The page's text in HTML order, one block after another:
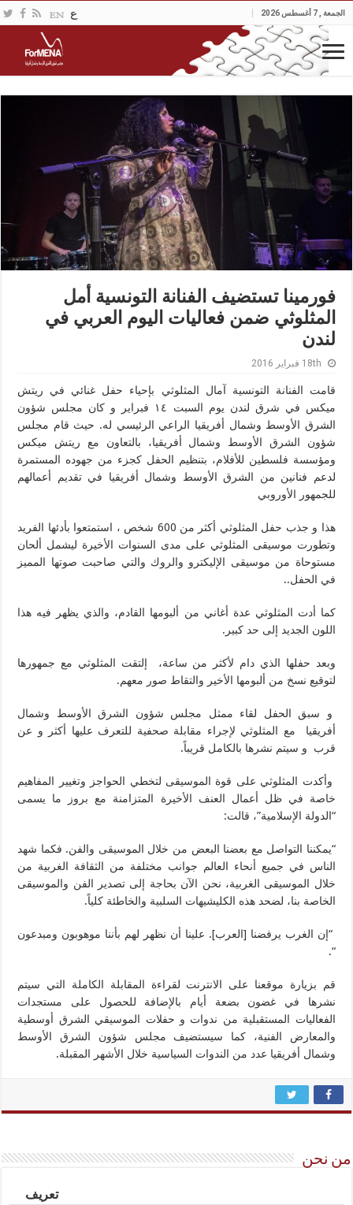
الجمعة , 7 أغسطس 2026
فورمينا تستضيف الفنانة التونسية أمل
المثلوثي ضمن فعاليات اليوم العربي في
لندن
18th فبراير 2016
قامت الفنانة التونسية آمال المثلوثي بإحياء حفل غنائي في ريتش
ميكس في شرق لندن يوم السبت ١٤ فبراير و كان مجلس شؤون
الشرق الأوسط وشمال أفريقيا الراعي الرئيسي له. حيث قام مجلس
شؤون الشرق الأوسط وشمال أفريقيا، بالتعاون مع ريتش ميكس
ومؤسسة فلسطين للأفلام، بتنظيم الحفل كجزء من جهوده المستمرة
لدعم فنانين من الشرق الأوسط وشمال أفريقيا في تقديم أعمالهم
للجمهور الأوروبي
هذا و جذب حفل المثلوثي أكثر من 600 شخص ، استمتعوا بأدئها الفريد
وتطورت موسيقى المثلوثي على مدى السنوات الأخيرة ليشمل ألحان
مستوحاة من موسيقى الإليكترو والروك والتي صاحبت صوتها المميز
في الحفل..
كما أدت المثلوثي عدة أغاني من ألبومها القادم، والذي يظهر فيه هذا
اللون الجديد إلى حد كبير.
وبعد حفلها الذي دام لأكثر من ساعة، إلتقت المثلوثي مع جمهورها
لتوقيع نسخ من ألبومها الأخير والتقاط صور معهم.
و سبق الحفل لقاء ممثل مجلس شؤون الشرق الأوسط وشمال
أفريقيا مع المثلوثي لإجراء مقابلة صحفية للتعرف عليها أكثر و عن
قرب و سيتم نشرها بالكامل قريباً.
وأكدت المثلوثي على قوة الموسيقى لتخطي الحواجز وتغيير المفاهيم
خاصة في ظل أعمال العنف الأخيرة المتزامنة مع بروز ما يسمى
“الدولة الإسلامية”، قالت:
“يمكننا التواصل مع بعضنا البعض من خلال الموسيقى والفن. فكما شهد
الناس في جميع أنحاء العالم جوانب مختلفة من الثقافة الغربية من
خلال الموسيقى الغربية، نحن الآن بحاجة إلى تصدير الفن والموسيقى
الخاصة بنا، لضحد هذه الكليشيهات السلبية والخاطئة كلياً.
“إن الغرب يرفضنا [العرب]. علينا أن نظهر لهم بأننا موهوبون ومبدعون
“.
قم بزيارة موقعنا على الانترنت لقراءة المقابلة الكاملة التي سيتم
نشرها في غضون بضعة أيام بالإضافة للحصول على مستجدات
الفعاليات المستقبلية من ندوات و حفلات الموسيقي الشرق أوسطية
والمعارض الفنية، كما سيستضيف مجلس شؤون الشرق الأوسط
وشمال أفريقيا عدد من الندوات السياسية خلال الأشهر المقبلة.
من نحن
تعريف